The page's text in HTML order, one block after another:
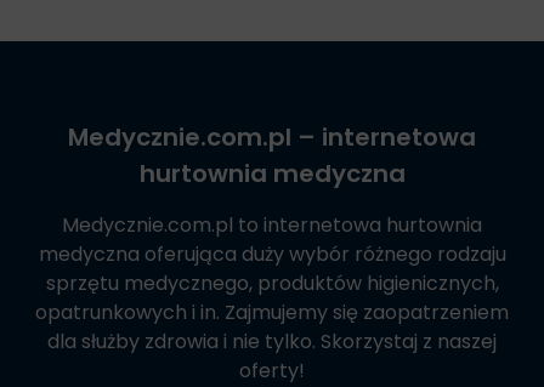
Medycznie.com.pl – internetowa
hurtownia medyczna
Medycznie.com.pl to internetowa hurtownia
medyczna oferująca duży wybór różnego rodzaju
sprzętu medycznego, produktów higienicznych,
opatrunkowych i in. Zajmujemy się zaopatrzeniem
dla służby zdrowia i nie tylko. Skorzystaj z naszej
oferty!